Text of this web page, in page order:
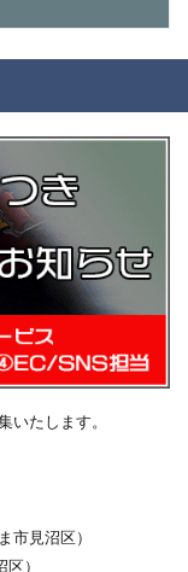
いたします。
市見沼区）
）